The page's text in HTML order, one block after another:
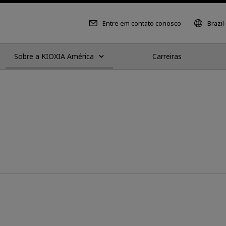
Entre em contato conosco Brazil
Sobre a KIOXIA América Carreiras